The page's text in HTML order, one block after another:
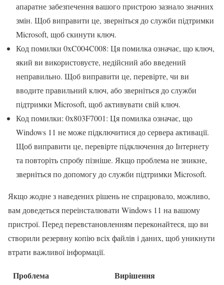
апаратне забезпечення вашого пристрою зазнало значних
змін. Щоб виправити це, зверніться до служби підтримки
Microsoft, щоб скинути ключ.
Код помилки 0xC004C008: Ця помилка означає, що ключ,
який ви використовуєте, недійсний або введений
неправильно. Щоб виправити це, перевірте, чи ви
вводите правильний ключ, або зверніться до служби
підтримки Microsoft, щоб активувати свій ключ.
Код помилки: 0x803F7001: Ця помилка означає, що
Windows 11 не може підключитися до сервера активації.
Щоб виправити це, перевірте підключення до Інтернету
та повторіть спробу пізніше. Якщо проблема не зникне,
зверніться по допомогу до служби підтримки Microsoft.
Якщо жодне з наведених рішень не спрацювало, можливо,
вам доведеться переінсталювати Windows 11 на вашому
пристрої. Перед перевстановленням переконайтеся, що ви
створили резервну копію всіх файлів і даних, щоб уникнути
втрати важливої інформації.
Проблема Вирішення